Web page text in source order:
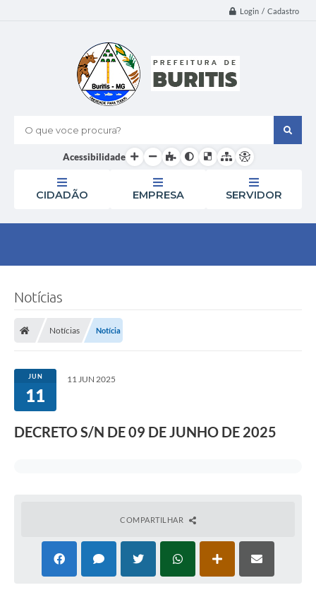
Login / Cadastro
O que voce procura?
Acessibilidade
CIDADÃO EMPRESA SERVIDOR
Notícias
Notícias Notícia
JUN
11
11 JUN 2025
DECRETO S/N DE 09 DE JUNHO DE 2025
COMPARTILHAR